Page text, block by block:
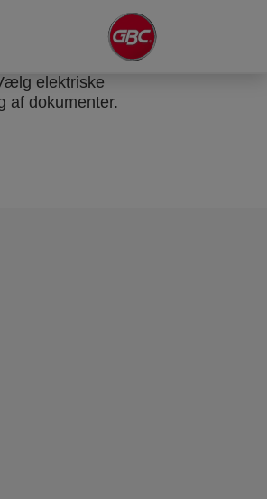
elektriske
af dokumenter.